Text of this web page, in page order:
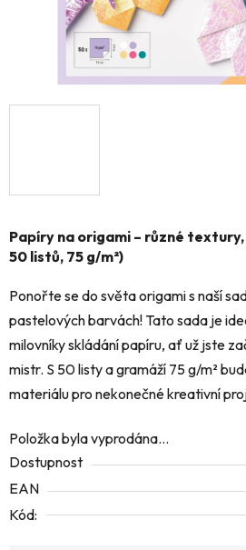
Papíry na origami – různé textury,
50 listů, 75 g/m²)
Ponořte se do světa origami s naší
pastelových barvách! Tato sada je
milovníky skládání papíru, ať už jste
mistr. S 50 listy a gramáží 75 g/m²
materiálu pro nekonečné kreativní
Položka byla vyprodána…
Dostupnost
EAN
Kód: